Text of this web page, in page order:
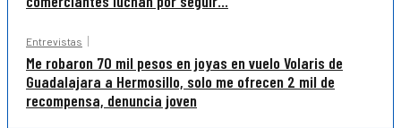
Entrevistas
Me robaron 70 mil pesos en joyas en vuelo Volaris de
Guadalajara a Hermosillo, solo me ofrecen 2 mil de
recompensa, denuncia joven